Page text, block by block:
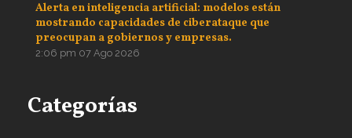
Alerta en inteligencia artificial: modelos están
mostrando capacidades de ciberataque que
preocupan a gobiernos y empresas.
2:06 pm 07 Ago 2026
Categorías